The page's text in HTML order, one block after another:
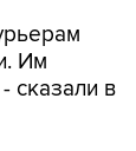
Им
сказали в